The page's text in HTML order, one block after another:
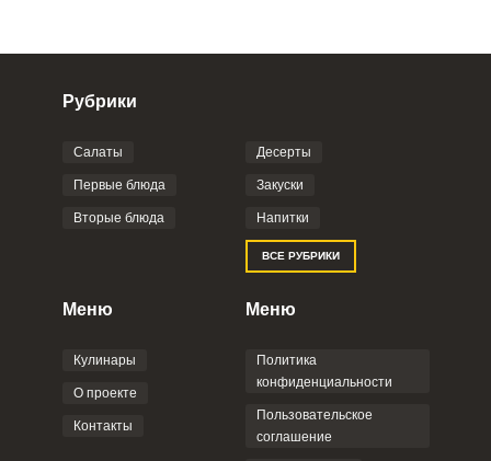
Фото до 4 шт, до 5 mb
Отправляя эту форму, вы соглашаетесь с
Политикой
Пользовательским
соглашением
Рубрики
Салаты
Первые блюда
Вторые блюда
Десерты
Закуски
Напитки
ВСЕ РУБРИКИ
Меню
Кулинары
О проекте
Контакты
Меню
Политика
конфиденциальности
Пользовательское
соглашение